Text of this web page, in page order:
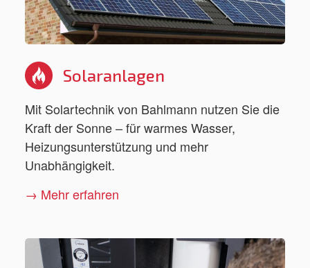
Solaranlagen
Mit Solartechnik von Bahlmann nutzen Sie die
Kraft der Sonne – für warmes Wasser,
Heizungsunterstützung und mehr
Unabhängigkeit.
→ Mehr erfahren